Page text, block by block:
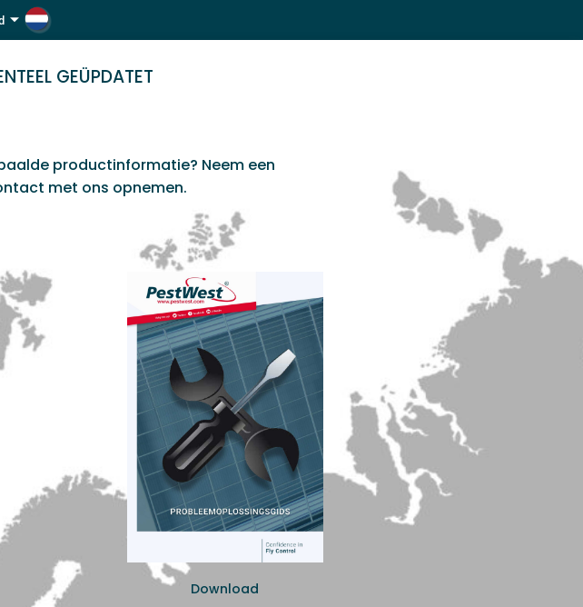
GEÜPDATET
productinformatie? Neem een
met ons opnemen.
Download